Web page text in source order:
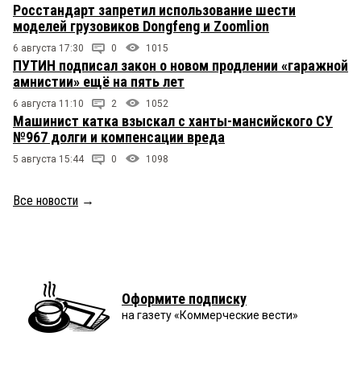
Росстандарт запретил использование шести
моделей грузовиков Dongfeng и Zoomlion
6 августа 17:30 0 1015
ПУТИН подписал закон о новом продлении «гаражной
амнистии» ещё на пять лет
6 августа 11:10 2 1052
Машинист катка взыскал с ханты-мансийского СУ
№967 долги и компенсации вреда
5 августа 15:44 0 1098
Все новости →
Оформите подписку
на газету «Коммерческие вести»